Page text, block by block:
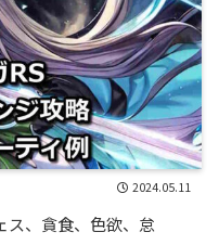
2024.05.11
ス、貪食、色欲、怠